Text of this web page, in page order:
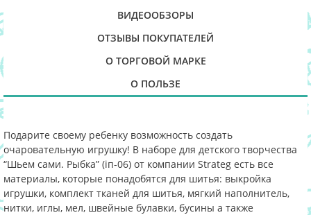
ВИДЕООБЗОРЫ
ОТЗЫВЫ ПОКУПАТЕЛЕЙ
О ТОРГОВОЙ МАРКЕ
О ПОЛЬЗЕ
Подарите своему ребенку возможность создать
очаровательную игрушку! В наборе для детского творчества
“Шьем сами. Рыбка” (іп-06) от компании Strateg есть все
материалы, которые понадобятся для шитья: выкройка
игрушки, комплект тканей для шитья, мягкий наполнитель,
нитки, иглы, мел, швейные булавки, бусины а также